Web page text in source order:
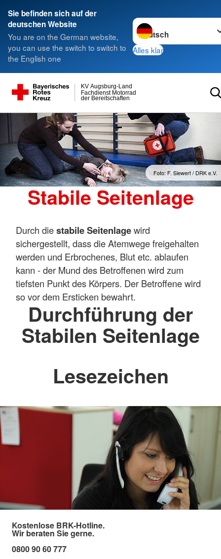
Sie befinden sich auf der
deutschen Website
You are on the German website,
you can use the switch to switch to
the English one
Sprache wechseln zu
Alles klar
der Bereitschaften
Fachdienst Motorrad
KV Augsburg-Land
Foto: F. Siewert / DRK e.V.
Stabile Seitenlage
Durch diestabile Seitenlagewird
sichergestellt, dass die Atemwege freigehalten
werden und Erbrochenes, Blut etc. ablaufen
kann - der Mund des Betroffenen wird zum
tiefsten Punkt des Körpers. Der Betroffene wird
so vor dem Ersticken bewahrt.
Durchführung der
Stabilen Seitenlage
Lesezeichen
Kostenlose BRK-Hotline.
Wir beraten Sie gerne.
0800 90 60 777